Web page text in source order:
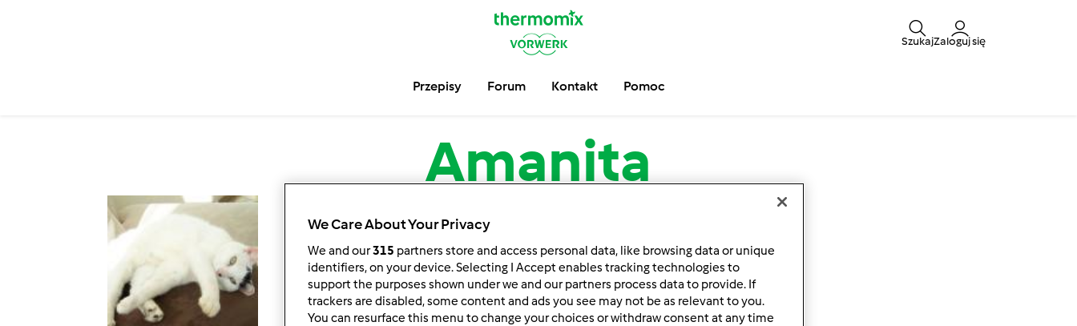
SzukajZaloguj się
Przepisy Forum Kontakt Pomoc
Amanita
We Care About Your Privacy
We and our315 partners store and access personal data, like browsing data or unique
identifiers, on your device. Selecting I Accept enables tracking technologies to
support the purposes shown under we and our partners process data to provide. If
trackers are disabled, some content and ads you see may not be as relevant to you.
You can resurface this menu to change your choices or withdraw consent at any time